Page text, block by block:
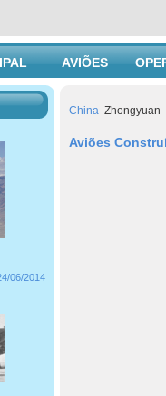
AVIÕES
China Zhongyuan
Aviões
06/2014